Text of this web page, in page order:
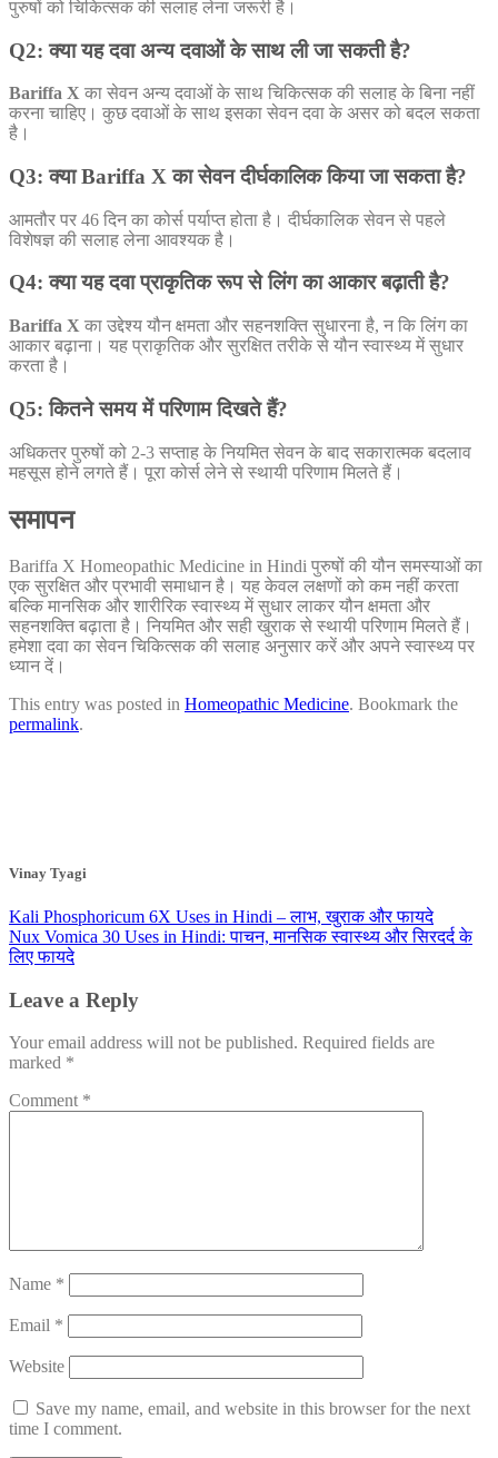
पुरुषों को चिकित्सक की सलाह लेना जरूरी है।
Q2: क्या यह दवा अन्य दवाओं के साथ ली जा सकती है?
Bariffa X का सेवन अन्य दवाओं के साथ चिकित्सक की सलाह के बिना नहीं
करना चाहिए। कुछ दवाओं के साथ इसका सेवन दवा के असर को बदल सकता
है।
Q3: क्या Bariffa X का सेवन दीर्घकालिक किया जा सकता है?
आमतौर पर 46 दिन का कोर्स पर्याप्त होता है। दीर्घकालिक सेवन से पहले
विशेषज्ञ की सलाह लेना आवश्यक है।
Q4: क्या यह दवा प्राकृतिक रूप से लिंग का आकार बढ़ाती है?
Bariffa X का उद्देश्य यौन क्षमता और सहनशक्ति सुधारना है, न कि लिंग का
आकार बढ़ाना। यह प्राकृतिक और सुरक्षित तरीके से यौन स्वास्थ्य में सुधार
करता है।
Q5: कितने समय में परिणाम दिखते हैं?
अधिकतर पुरुषों को 2-3 सप्ताह के नियमित सेवन के बाद सकारात्मक बदलाव
महसूस होने लगते हैं। पूरा कोर्स लेने से स्थायी परिणाम मिलते हैं।
समापन
Bariffa X Homeopathic Medicine in Hindi पुरुषों की यौन समस्याओं का
एक सुरक्षित और प्रभावी समाधान है। यह केवल लक्षणों को कम नहीं करता
बल्कि मानसिक और शारीरिक स्वास्थ्य में सुधार लाकर यौन क्षमता और
सहनशक्ति बढ़ाता है। नियमित और सही खुराक से स्थायी परिणाम मिलते हैं।
हमेशा दवा का सेवन चिकित्सक की सलाह अनुसार करें और अपने स्वास्थ्य पर
ध्यान दें।
This entry was posted in Homeopathic Medicine. Bookmark the
permalink.
Vinay Tyagi
Kali Phosphoricum 6X Uses in Hindi – लाभ, खुराक और फायदे
Nux Vomica 30 Uses in Hindi: पाचन, मानसिक स्वास्थ्य और सिरदर्द के
लिए फायदे
Leave a Reply
Your email address will not be published. Required fields are
marked *
Comment *
Name *
Email *
Website
Save my name, email, and website in this browser for the next
time I comment.